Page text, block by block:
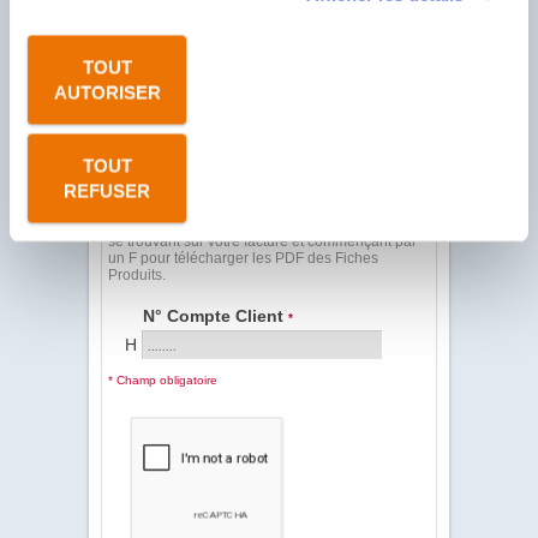
TOUT
AUTORISER
TOUT
REFUSER
PDF - LABEL
COMMUNICATION
Client Sodevi, saisissez votre N° Compte Client
se trouvant sur votre facture et commençant par
un F pour télécharger les PDF des Fiches
Produits.
N° Compte Client *
H
* Champ obligatoire